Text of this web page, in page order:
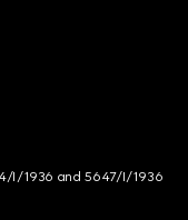
I/1936 and 5647/I/1936